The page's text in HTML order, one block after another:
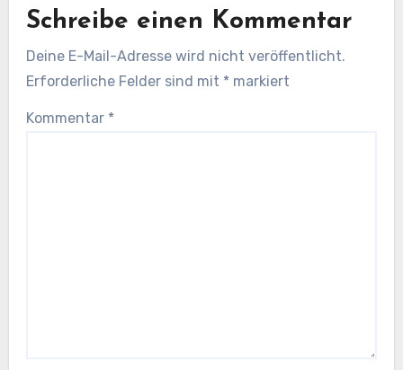
Schreibe einen Kommentar
Deine E-Mail-Adresse wird nicht veröffentlicht.
Erforderliche Felder sind mit * markiert
Kommentar *